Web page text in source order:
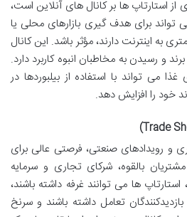
استارتاپ ها بر کانال های آنلاین است،
تواند برای هدف گیری بازارهای محلی یا
اینترنت دارند، مؤثر باشد. این کانال
و رسیدن به مخاطبان انبوه کاربرد دارد.
می تواند با استفاده از بیلبوردها در
خود را افزایش دهد.
و رویدادهای صنعتی، فرصتی عالی برای
بالقوه، شرکای تجاری و سرمایه
ها می توانند غرفه داشته باشند،
تعامل داشته باشند و سرنخ